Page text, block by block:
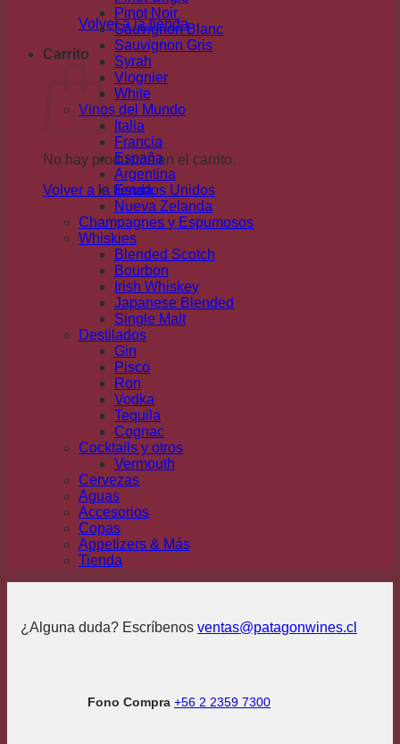
Volver a la tienda
Carrito
No hay productos en el carrito.
Volver a la tienda
Pinot Noir
Sauvignon Blanc
Sauvignon Gris
Syrah
Viognier
White
Vinos del Mundo
Italia
Francia
España
Argentina
Estados Unidos
Nueva Zelanda
Champagnes y Espumosos
Whiskies
Blended Scotch
Bourbon
Irish Whiskey
Japanese Blended
Single Malt
Destilados
Gin
Pisco
Ron
Vodka
Tequila
Cognac
Cocktails y otros
Vermouth
Cervezas
Aguas
Accesorios
Copas
Appetizers & Más
Tienda
¿Alguna duda? Escríbenos ventas@patagonwines.cl
Fono Compra +56 2 2359 7300